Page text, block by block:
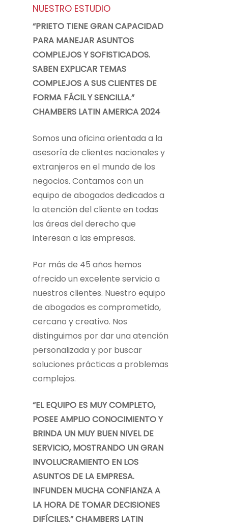
NUESTRO ESTUDIO
“PRIETO TIENE GRAN CAPACIDAD
PARA MANEJAR ASUNTOS
COMPLEJOS Y SOFISTICADOS.
SABEN EXPLICAR TEMAS
COMPLEJOS A SUS CLIENTES DE
FORMA FÁCIL Y SENCILLA.”
CHAMBERS LATIN AMERICA 2024
Somos una oficina orientada a la
asesoría de clientes nacionales y
extranjeros en el mundo de los
negocios. Contamos con un
equipo de abogados dedicados a
la atención del cliente en todas
las áreas del derecho que
interesan a las empresas.
Por más de 45 años hemos
ofrecido un excelente servicio a
nuestros clientes. Nuestro equipo
de abogados es comprometido,
cercano y creativo. Nos
distinguimos por dar una atención
personalizada y por buscar
soluciones prácticas a problemas
complejos.
“EL EQUIPO ES MUY COMPLETO,
POSEE AMPLIO CONOCIMIENTO Y
BRINDA UN MUY BUEN NIVEL DE
SERVICIO, MOSTRANDO UN GRAN
INVOLUCRAMIENTO EN LOS
ASUNTOS DE LA EMPRESA.
INFUNDEN MUCHA CONFIANZA A
LA HORA DE TOMAR DECISIONES
DIFÍCILES.” CHAMBERS LATIN